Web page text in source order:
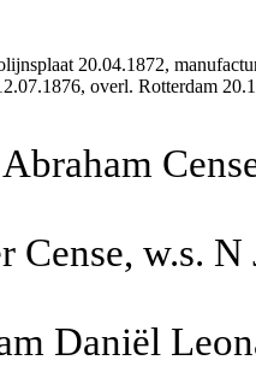
20.04.1872,
overl. Rotterdam
Cense, w.s.
Daniël